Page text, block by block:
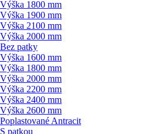
Výška 1800 mm
Výška 1900 mm
Výška 2100 mm
Výška 2000 mm
Bez patky
Výška 1600 mm
Výška 1800 mm
Výška 2000 mm
Výška 2200 mm
Výška 2400 mm
Výška 2600 mm
Poplastované Antracit
S patkou